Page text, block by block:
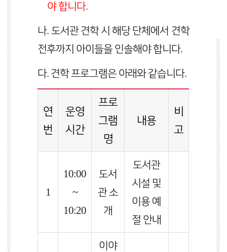
야 합니다.
나. 도서관 견학 시 해당 단체에서 견학
전후까지 아이들을 인솔해야 합니다.
다. 견학 프로그램은 아래와 같습니다.
연
번
운영
시간
프로
그램
명
내용
비
고
1
10:00
~
10:20
도서
관 소
개
도서관
시설 및
이용 예
절 안내
이야